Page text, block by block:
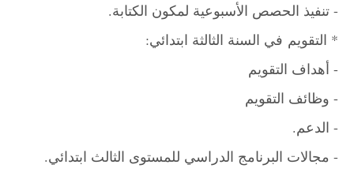
- تنفيذ الحصص الأسبوعية لمكون الكتابة.
* التقويم في السنة الثالثة ابتدائي:
- أهداف التقويم
- وظائف التقويم
- الدعم.
- مجالات البرنامج الدراسي للمستوى الثالث ابتدائي.